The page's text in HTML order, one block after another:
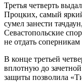
Третья четверть
Процких, самый
сумел занести
Севастопольские
не отдать
В конце третьей
вплотную до
защиты позволила